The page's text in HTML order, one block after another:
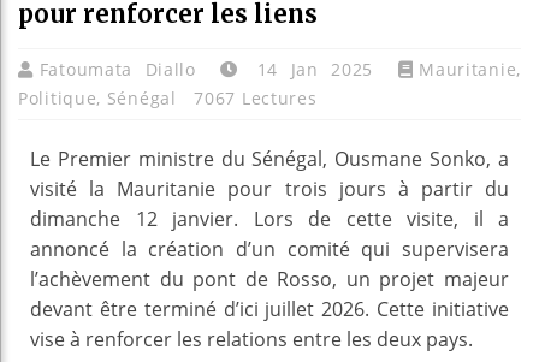
pour renforcer les liens
Fatoumata Diallo 14 Jan 2025 Mauritanie,
Politique, Sénégal 7067 Lectures
Le Premier ministre du Sénégal, Ousmane Sonko, a
visité la Mauritanie pour trois jours à partir du
dimanche 12 janvier. Lors de cette visite, il a
annoncé la création d’un comité qui supervisera
l’achèvement du pont de Rosso, un projet majeur
devant être terminé d’ici juillet 2026. Cette initiative
vise à renforcer les relations entre les deux pays.